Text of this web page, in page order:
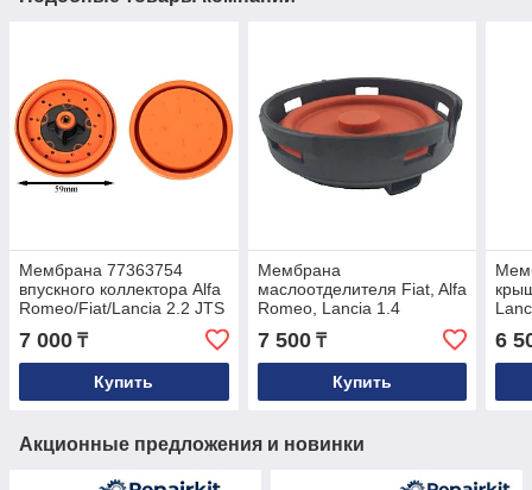
Мембрана 77363754
впускного коллектора Alfa
Romeo/Fiat/Lancia 2.2 JTS
77364333
7 000 ₸
Купить
Мембрана
маслоотделителя Fiat, Alfa
Romeo, Lancia 1.4
55208531
7 500₸
Купить
6
Акционные предложения и новинки